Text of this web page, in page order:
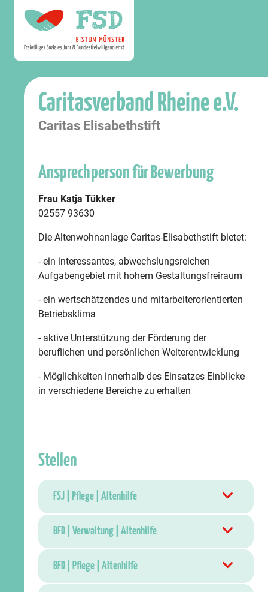
Caritasverband Rheine e.V.
Caritas Elisabethstift
Ansprechperson für Bewerbung
Frau Katja Tükker
02557 93630
Die Altenwohnanlage Caritas-Elisabethstift bietet:
- ein interessantes, abwechslungsreichen
Aufgabengebiet mit hohem Gestaltungsfreiraum
- ein wertschätzendes und mitarbeiterorientierten
Betriebsklima
- aktive Unterstützung der Förderung der
beruflichen und persönlichen Weiterentwicklung
- Möglichkeiten innerhalb des Einsatzes Einblicke
in verschiedene Bereiche zu erhalten
Stellen
FSJ | Pflege | Altenhilfe
BFD | Verwaltung | Altenhilfe
BFD | Pflege | Altenhilfe